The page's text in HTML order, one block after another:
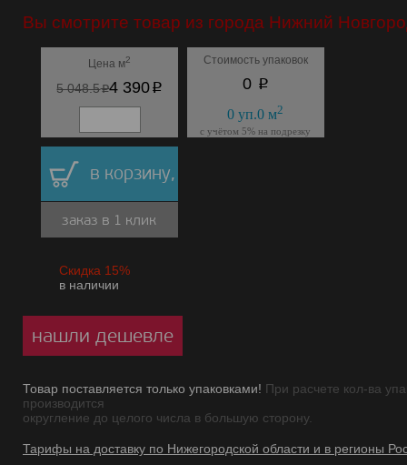
Вы смотрите товар из города Нижний
Цена м2
5 048.5p4 390p
Стоимость упаковок
0 p
0 уп.0 м2
с учётом 5% на подрезку
в корзину,
заказ в 1 клик
Скидка 15%
в наличии
нашли дешевле
Товар поставляется только упаковками! При расчете кол-ва
производится
округление до целого числа в большую сторону.
Тарифы на доставку по Нижегородской области и в регионы